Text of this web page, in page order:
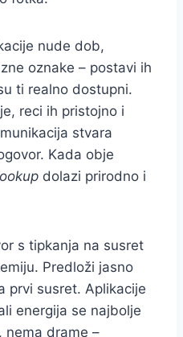
nude dob,
oznake – postavi ih
ti realno dostupni.
reci ih pristojno i
stvara
Kada obje
dolazi prirodno i
s tipkanja na susret
Predloži jasno
prvi susret. Aplikacije
energija se najbolje
nema drame –